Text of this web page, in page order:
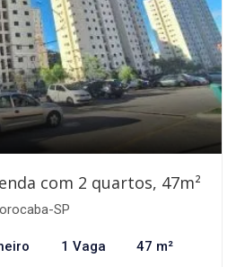
com 2 quartos, 47m²
SP
1 Vaga 47 m²